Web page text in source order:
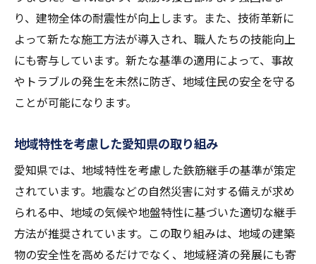
り、建物全体の耐震性が向上します。また、技術革新に
よって新たな施工方法が導入され、職人たちの技能向上
にも寄与しています。新たな基準の適用によって、事故
やトラブルの発生を未然に防ぎ、地域住民の安全を守る
ことが可能になります。
地域特性を考慮した愛知県の取り組み
愛知県では、地域特性を考慮した鉄筋継手の基準が策定
されています。地震などの自然災害に対する備えが求め
られる中、地域の気候や地盤特性に基づいた適切な継手
方法が推奨されています。この取り組みは、地域の建築
物の安全性を高めるだけでなく、地域経済の発展にも寄